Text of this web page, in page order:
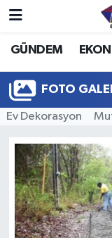
GÜNDEM
FOTO
Ev Dekorasyon
Hava
Trafik
Süper Lig
Tüm
Son Dakika
Haber Arşivi